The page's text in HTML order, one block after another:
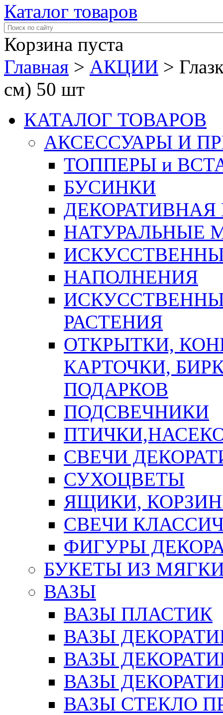
Каталог товаров
Корзина пуста
Главная > АКЦИИ >
см) 50 шт
КАТАЛОГ ТОВАРОВ
АКСЕССУАРЫ И
ТОППЕРЫ и
БУСИНКИ
ДЕКОРАТИВНАЯ
НАТУРАЛЬНЫЕ
НАПОЛНЕНИЯ
РАСТЕНИЯ
ОТКРЫТКИ,
КАРТОЧКИ,
ПОДАРКОВ
ПОДСВЕЧНИКИ
СВЕЧИ
СУХОЦВЕТЫ
ЯЩИКИ,
СВЕЧИ
ФИГУРЫ
БУКЕТЫ ИЗ
ВАЗЫ
ВАЗЫ ПЛАСТИК
ВАЗЫ
ВАЗЫ
ВАЗЫ
ВАЗЫ СТЕКЛО